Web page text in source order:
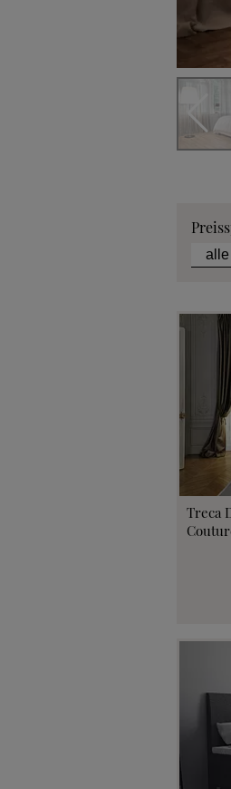
Treca